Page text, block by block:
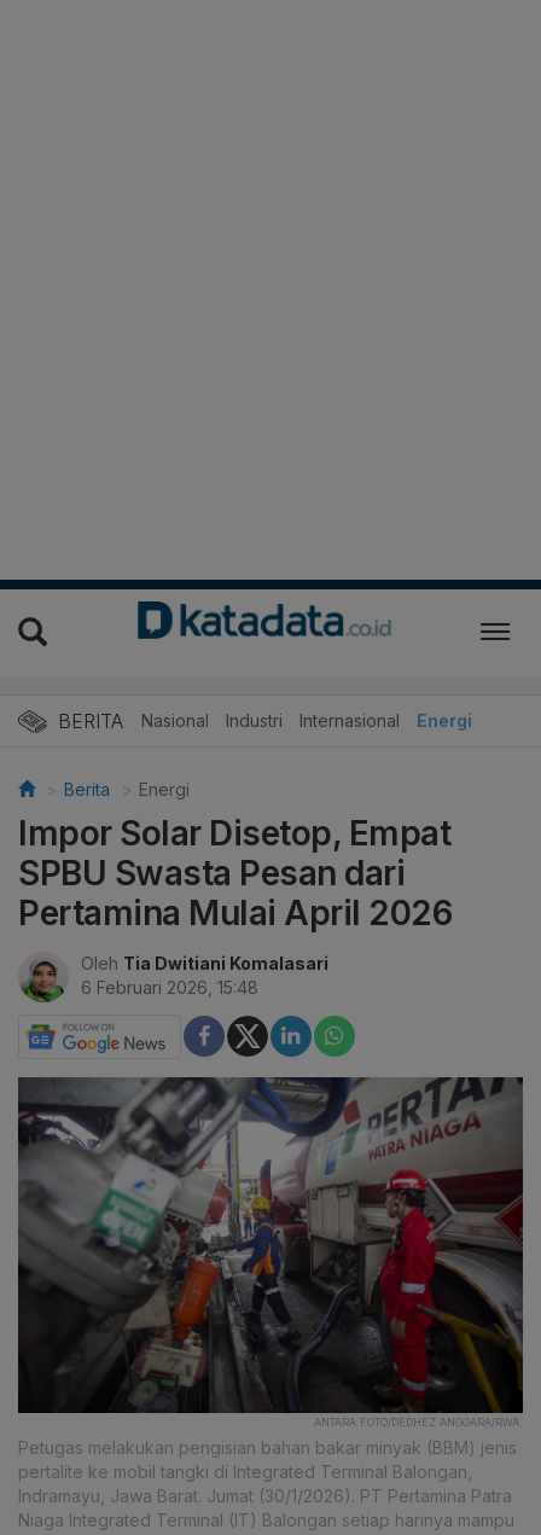
BERITA Nasional Industri Internasional Energi
Berita Energi
Impor Solar Disetop, Empat
SPBU Swasta Pesan dari
Pertamina Mulai April 2026
Oleh Tia Dwitiani Komalasari
6 Februari 2026, 15:48
ANTARA FOTO/DEDHEZ ANGGARA/RWA.
Petugas melakukan pengisian bahan bakar minyak (BBM) jenis
pertalite ke mobil tangki di Integrated Terminal Balongan,
Indramayu, Jawa Barat. Jumat (30/1/2026). PT Pertamina Patra
Niaga Integrated Terminal (IT) Balongan setiap harinya mampu